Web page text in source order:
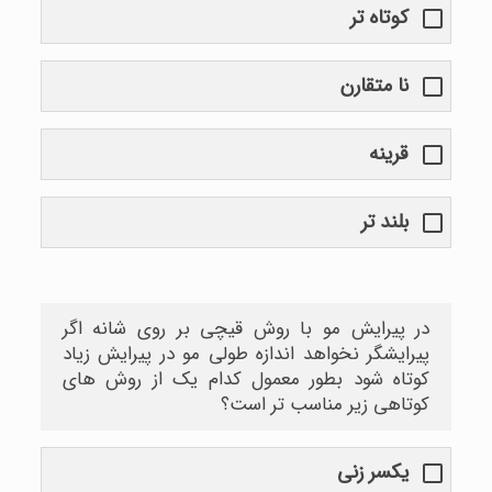
کوتاه تر
نا متقارن
قرینه
بلند تر
در پیرایش مو با روش قیچی بر روی شانه اگر
پیرایشگر نخواهد اندازه طولی مو در پیرایش زیاد
کوتاه شود بطور معمول کدام یک از روش های
کوتاهی زیر مناسب تر است؟
یکسر زنی